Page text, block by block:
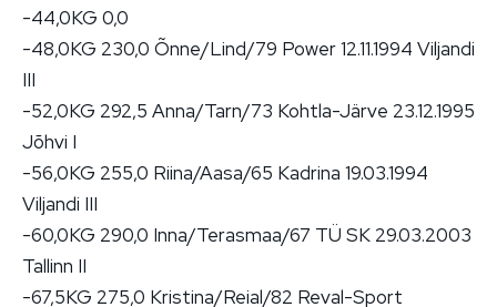
-44,0KG 0,0
-48,0KG 230,0 Õnne/Lind/79 Power 12.11.1994 Viljandi
III
-52,0KG 292,5 Anna/Tarn/73 Kohtla-Järve 23.12.1995
Jõhvi I
-56,0KG 255,0 Riina/Aasa/65 Kadrina 19.03.1994
Viljandi III
-60,0KG 290,0 Inna/Terasmaa/67 TÜ SK 29.03.2003
Tallinn II
-67,5KG 275,0 Kristina/Reial/82 Reval-Sport